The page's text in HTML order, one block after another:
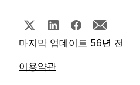
마지막 업데이트 56년 전
이용약관